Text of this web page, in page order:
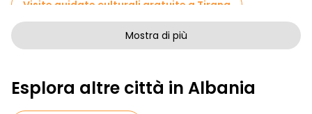
Visite guidate culturali gratuite a Tirana
Tour a piedi senza arte a Tirana
Attività sportive a Tirana
Mostra di più
Esplora altre città in Albania